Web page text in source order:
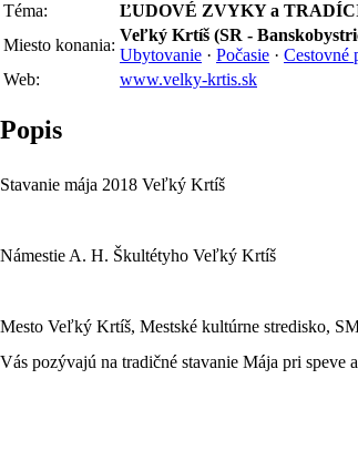
Téma:
ĽUDOVÉ ZVYKY a
Miesto konania:
Veľký Krtíš (SR -
Ubytovanie · Počasie · Cestovné
Web:
www.velky-krtis.sk
Popis
Stavanie mája 2018 Veľký Krtíš
Námestie A. H. Škultétyho Veľký Krtíš
Mesto Veľký Krtíš, Mestské kultúrne stredisko,
Vás pozývajú na tradičné stavanie Mája pri